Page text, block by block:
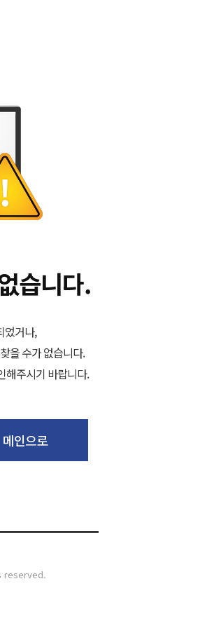
습니다.
었거나,
을 수가 없습니다.
해주시기 바랍니다.
메인으로
reserved.